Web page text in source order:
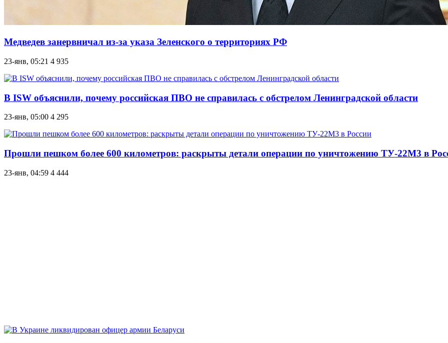
Медведев занервничал из-за указа Зеленского о территориях РФ
23-янв, 05:21 4 935
В ISW объяснили, почему российская ПВО не справилась с обстрелом Ленинградской области
23-янв, 05:00 4 295
Прошли пешком более 600 километров: раскрыты детали операции по уничтожению ТУ-22М3 в
23-янв, 04:59 4 444